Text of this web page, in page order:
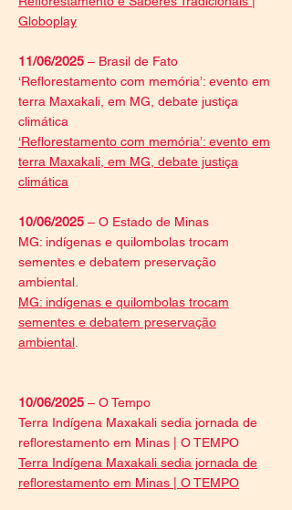
Globoplay
11/06/2025 – Brasil de Fato
‘Reflorestamento com memória’: evento em
terra Maxakali, em MG, debate justiça
climática
‘Reflorestamento com memória’: evento em
terra Maxakali, em MG, debate justiça
climática
10/06/2025 – O Estado de Minas
MG: indígenas e quilombolas trocam
sementes e debatem preservação
ambiental.
MG: indígenas e quilombolas trocam
sementes e debatem preservação
ambiental
10/06/2025 – O Tempo
Terra Indígena Maxakali sedia jornada de
reflorestamento em Minas | O TEMPO
Terra Indígena Maxakali sedia jornada de
reflorestamento em Minas | O TEMPO